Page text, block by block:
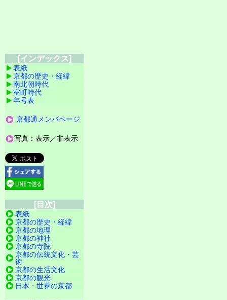
[インデックス]
表紙
京都の歴史・経緯
南北朝時代
室町時代
年号表
京都通メンバページ
写真：表示／非表示
[目次]
表紙
京都の歴史・経緯
京都の地理
京都の神社
京都の寺院
京都の伝統文化・芸
術
京都の生活文化
京都の観光
日本・世界の京都